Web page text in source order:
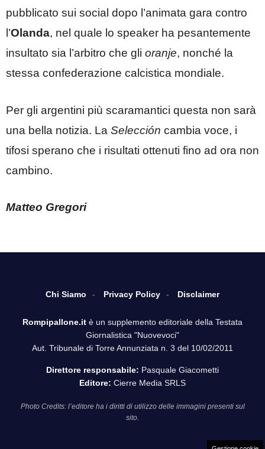
pubblicato sui social dopo l’animata gara contro
l’Olanda, nel quale lo speaker ha pesantemente
insultato sia l’arbitro che gli oranje, nonché la
stessa confederazione calcistica mondiale.
Per gli argentini più scaramantici questa non sarà
una bella notizia. La Selección cambia voce, i
tifosi sperano che i risultati ottenuti fino ad ora non
cambino.
Matteo Gregori
Chi Siamo Privacy Policy Disclaimer
Rompipallone.it è un supplemento editoriale della Testata
Giornalistica "Nuovevoci"
Aut. Tribunale di Torre Annunziata n. 3 del 10/02/2011
Direttore responsabile: Pasquale Giacometti
Editore: Cierre Media SRLS
Photo Credits: l’editore ha i diritti di utilizzo delle immagini presenti sul
sito.